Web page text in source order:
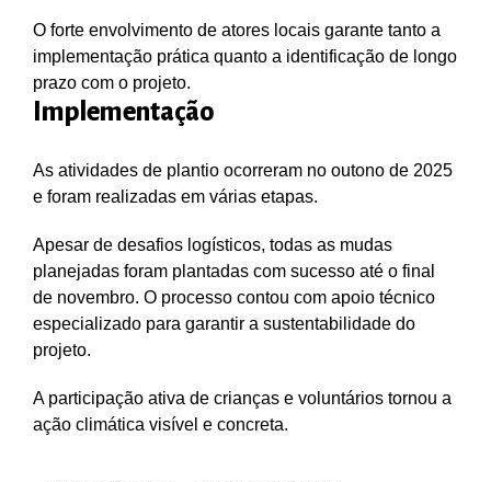
O forte envolvimento de atores locais garante tanto a
implementação prática quanto a identificação de longo
prazo com o projeto.
Implementação
As atividades de plantio ocorreram no outono de 2025
e foram realizadas em várias etapas.
Apesar de desafios logísticos, todas as mudas
planejadas foram plantadas com sucesso até o final
de novembro. O processo contou com apoio técnico
especializado para garantir a sustentabilidade do
projeto.
A participação ativa de crianças e voluntários tornou a
ação climática visível e concreta.